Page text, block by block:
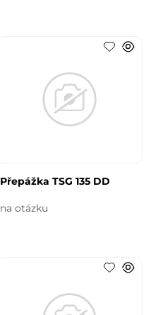
Přepážka TSG 135 DD
na otázku